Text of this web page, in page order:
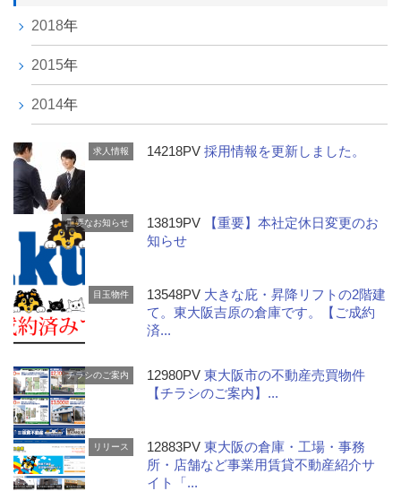
2018年
2015年
2014年
求人情報 14218PV採用情報を更新しました。
重要なお知らせ 13819PV
【重要】本社定休日変更のお
知らせ
目玉物件 13548PV 大きな庇・昇降リフトの2階建
て。東大阪吉原の倉庫です。【ご成約
済...
チラシのご案内 12980PV東大阪市の不動産売買物件
【チラシのご案内】...
リリース 12883PV東大阪の倉庫・工場・事務
所・店舗など事業用賃貸不動産紹介サ
イト「...